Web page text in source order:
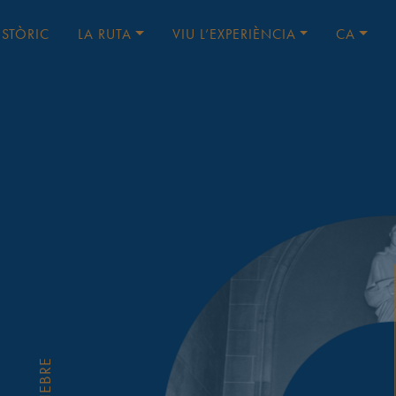
LA RUTA VIU L’EXPERIÈNCIA CA